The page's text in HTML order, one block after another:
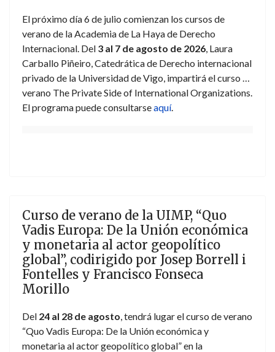
El próximo día 6 de julio comienzan los cursos de
verano de la Academia de La Haya de Derecho
Internacional. Del 3 al 7 de agosto de 2026, Laura
Carballo Piñeiro, Catedrática de Derecho internacional
privado de la Universidad de Vigo, impartirá el curso de
verano The Private Side of International Organizations.
El programa puede consultarseaquí.
Curso de verano de la UIMP, “Quo
Vadis Europa: De la Unión económica
y monetaria al actor geopolítico
global”, codirigido por Josep Borrell i
Fontelles y Francisco Fonseca
Morillo
Del 24 al 28 de agosto, tendrá lugar el curso de verano
“Quo Vadis Europa: De la Unión económica y
monetaria al actor geopolítico global” en la